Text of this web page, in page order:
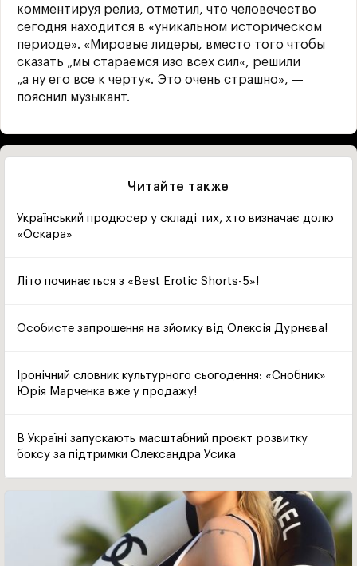
комментируя релиз, отметил, что человечество
сегодня находится в «уникальном историческом
периоде». «Мировые лидеры, вместо того чтобы
сказать „мы стараемся изо всех сил«, решили
„а ну его все к черту«. Это очень страшно», —
пояснил музыкант.
Читайте также
Український продюсер у складі тих, хто визначає долю
«Оскара»
Літо починається з «Best Erotic Shorts-5»!
Особисте запрошення на зйомку від Олексія Дурнєва!
Іронічний словник культурного сьогодення: «Снобник»
Юрія Марченка вже у продажу!
В Україні запускають масштабний проєкт розвитку
боксу за підтримки Олександра Усика